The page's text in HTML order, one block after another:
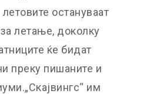
остануваат
летање, доколку
ќе бидат
преку пишаните и
им